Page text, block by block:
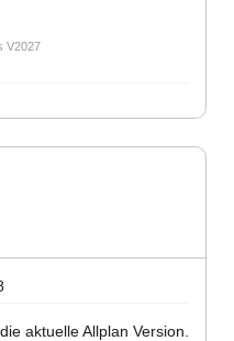
V2027
aktuelle Allplan Version.